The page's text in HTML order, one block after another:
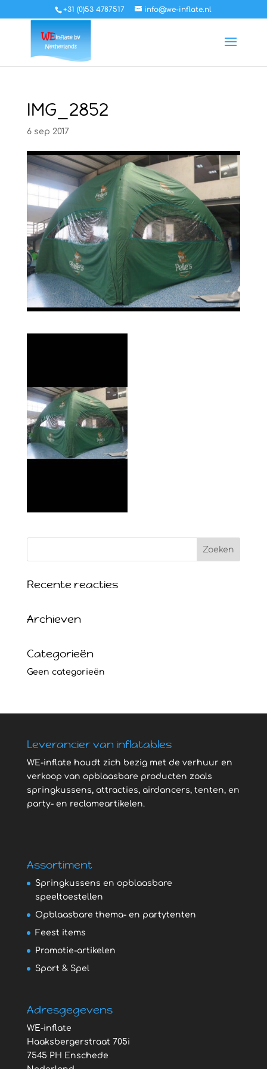
+31 (0)53 4787517 info@we-inflate.nl
IMG_2852
6 sep 2017
Recente reacties
Archieven
Categorieën
Geen categorieën
Leverancier van inflatables
WE-inflate houdt zich bezig met de verhuur en
verkoop van opblaasbare producten zoals
springkussens, attracties, airdancers, tenten, en
party- en reclameartikelen.
Assortiment
Springkussens en opblaasbare
speeltoestellen
Opblaasbare thema- en partytenten
Feest items
Promotie-artikelen
Sport & Spel
Adresgegevens
WE-inflate
Haaksbergerstraat 705i
7545 PH Enschede